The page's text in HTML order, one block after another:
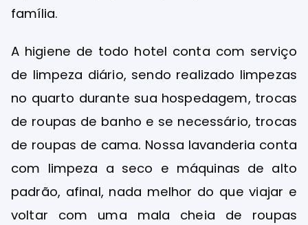
família.
A higiene de todo hotel conta com serviço
de limpeza diário, sendo realizado limpezas
no quarto durante sua hospedagem, trocas
de roupas de banho e se necessário, trocas
de roupas de cama. Nossa lavanderia conta
com limpeza a seco e máquinas de alto
padrão, afinal, nada melhor do que viajar e
voltar com uma mala cheia de roupas